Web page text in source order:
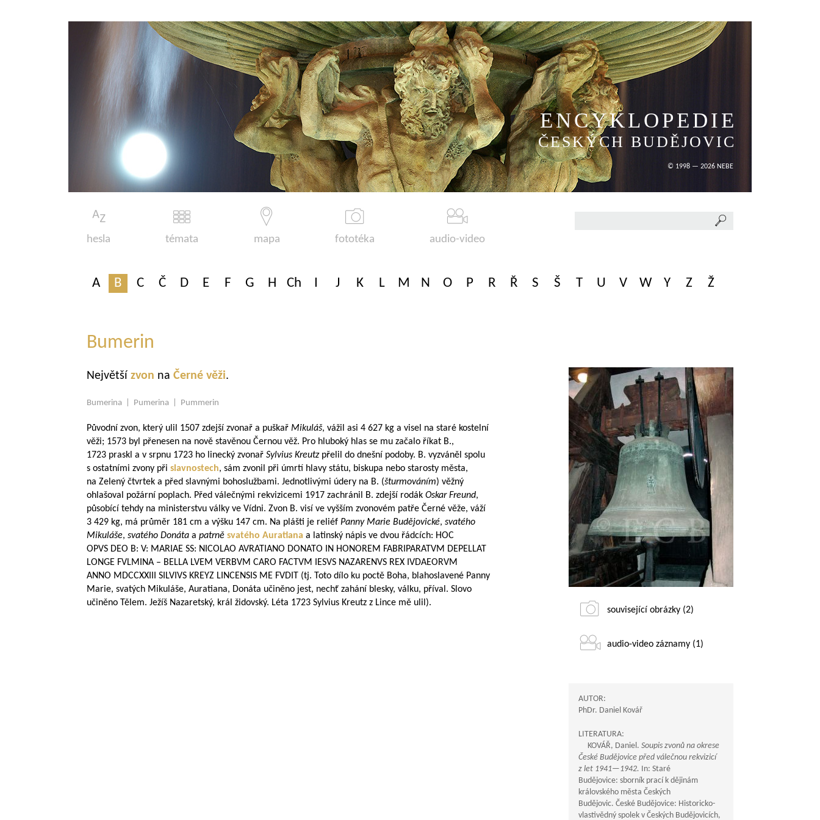
ENCYKLOPEDIE
ČESKÝCH BUDĚJOVIC
© 1998 — 2026 NEBE
hesla témata mapa fototéka audio-video
A B C Č D E F G H Ch I J K L M N O P R Ř S Š T U V W Y Z Ž
Bumerin
Největší zvon na Černé věži.
Bumerina | Pumerina | Pummerin
Původní zvon, který ulil 1507 zdejší zvonař a puškař Mikuláš, vážil asi 4 627 kg a visel na staré kostelní
věži; 1573 byl přenesen na nově stavěnou Černou věž. Pro hluboký hlas se mu začalo říkat B.,
1723 praskl a v srpnu 1723 ho linecký zvonař Sylvius Kreutz přelil do dnešní podoby. B. vyzváněl spolu
s ostatními zvony při slavnostech, sám zvonil při úmrtí hlavy státu, biskupa nebo starosty města,
na Zelený čtvrtek a před slavnými bohoslužbami. Jednotlivými údery na B. (šturmováním) věžný
ohlašoval požární poplach. Před válečnými rekvizicemi 1917 zachránil B. zdejší rodák Oskar Freund,
působící tehdy na ministerstvu války ve Vídni. Zvon B. visí ve vyšším zvonovém patře Černé věže, váží
3 429 kg, má průměr 181 cm a výšku 147 cm. Na plášti je reliéf Panny Marie Budějovické, svatého
Mikuláše, svatého Donáta a patrně svatého Auratiana a latinský nápis ve dvou řádcích: HOC
OPVS DEO B: V: MARIAE SS: NICOLAO AVRATIANO DONATO IN HONOREM FABRIPARATVM DEPELLAT
LONGE FVLMINA – BELLA LVEM VERBVM CARO FACTVM IESVS NAZARENVS REX IVDAEORVM
ANNO MDCCXXIII SILVIVS KREYZ LINCENSIS ME FVDIT (tj. Toto dílo ku poctě Boha, blahoslavené Panny
Marie, svatých Mikuláše, Auratiana, Donáta učiněno jest, nechť zahání blesky, válku, příval. Slovo
učiněno Tělem. Ježíš Nazaretský, král židovský. Léta 1723 Sylvius Kreutz z Lince mě ulil).
související obrázky (2)
audio-video záznamy (1)
AUTOR:
PhDr. Daniel Kovář
LITERATURA:
KOVÁŘ, Daniel. Soupis zvonů na okrese
České Budějovice před válečnou rekvizicí
z let 1941—1942. In: Staré
Budějovice: sborník prací k dějinám
královského města Českých
Budějovic. České Budějovice: Historicko-
vlastivědný spolek v Českých Budějovicích,